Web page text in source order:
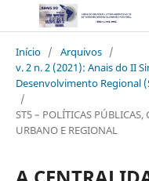
Início / Arquivos /
v. 2 n. 2 (2021): Anais do II
Desenvolvimento Regional
/
ST5 – POLÍTICAS PÚBLICAS,
URBANO E REGIONAL